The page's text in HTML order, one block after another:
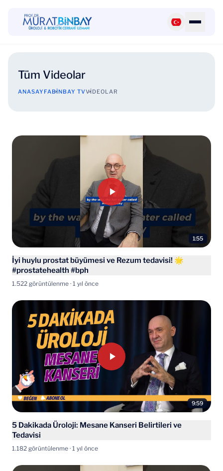
Tüm Videolar
ANASAYFABINBAY TVVIDEOLAR
1:55
İyi huylu prostat büyümesi ve Rezum tedavisi! 🌟
#prostatehealth #bph
1.522 görüntülenme · 1 yıl önce
9:59
5 Dakikada Üroloji: Mesane Kanseri Belirtileri ve
Tedavisi
1.182 görüntülenme · 1 yıl önce